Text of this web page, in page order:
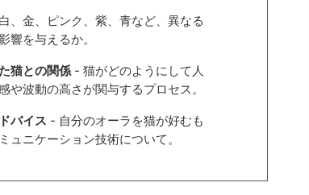
、金、ピンク、紫、青など、異なる
響を与えるか。
猫との関係- 猫がどのようにして人
や波動の高さが関与するプロセス。
バイス - 自分のオーラを猫が好むも
ュニケーション技術について。